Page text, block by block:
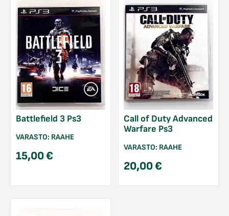
Battlefield 3 Ps3
VARASTO: RAAHE
15,00€
Call of Duty Advanced
Warfare Ps3
VARASTO: RAAHE
20,00€